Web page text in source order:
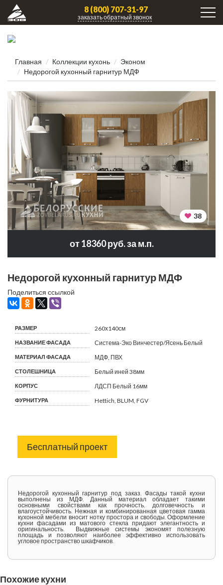
8 (800) 707-31-97
заказать обратный звонок
Главная Коллекции кухонь
Эконом
Недорогой кухонный гарнитур МДФ
38
от 18360 руб. за м.п.
Недорогой кухонный гарнитур МДФ
Поделиться ссылкой
РАЗМЕР 260х140см
НАЗВАНИЕ ФАСАДА Система-Эко Винчестер/Ясень Белый
МАТЕРИАЛ ФАСАДА МДФ, ПВХ
СТОЛЕШНИЦА Белый иней 38мм
КОРПУС ЛДСП Белый 16мм
ФУРНИТУРА Hettich, BLUM, FGV
Бесплатный проект
Недорогой кухонный гарнитур под заказ. Фасады такой кухни
выполнены из МДФ. Данный материал обладает такими
основными свойствами как прочность, долговечность и
влагоустойчивость. Нежная и комбинированная цветовая гамма
кухонной мебели вносит нотку простора и свободы. Оформление
кухни фасадами из матового стекла придают элегантность и
оригинальность. Выдвижные системы экономят полезную
площадь и позволяют наиболее эффективно использовать
угловое пространство шкафчиков.
Похожие кухни